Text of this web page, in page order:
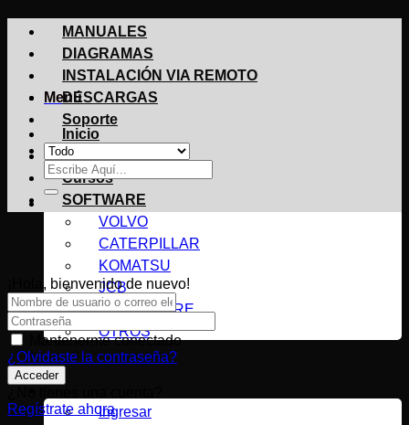
Menú
Inicio
Tienda
Cursos
SOFTWARE
VOLVO
CATERPILLAR
KOMATSU
JCB
JHON DEERE
OTROS
Software Full
Mi Cuenta 🔴
Ingresar
MANUALES
DIAGRAMAS
INSTALACIÓN VIA REMOTO
DESCARGAS
Soporte
Buscar
por:
¡Hola, bienvenido de nuevo!
Mantenerme conectado
¿Olvidaste la contraseña?
Acceder
Regístrate ahora